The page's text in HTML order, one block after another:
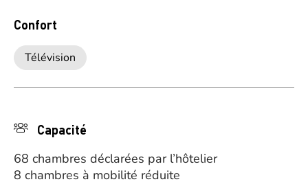
Confort
Télévision
Capacité
68 chambres déclarées par l’hôtelier
8 chambres à mobilité réduite